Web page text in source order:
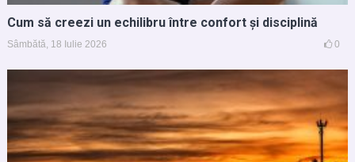
Cum să creezi un echilibru între confort și disciplină
Sâmbătă, 18 Iulie 2026 0